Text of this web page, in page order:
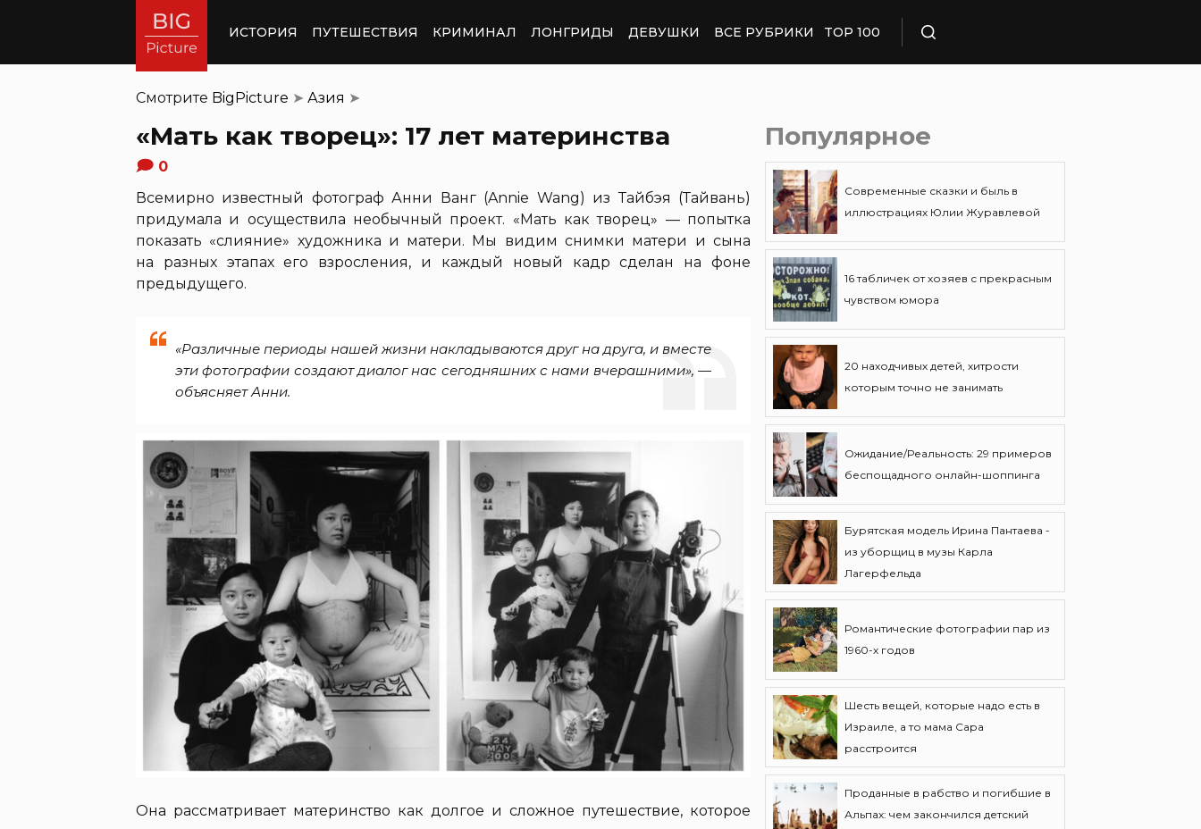
ИСТОРИЯ ПУТЕШЕСТВИЯ КРИМИНАЛ ЛОНГРИДЫ ДЕВУШКИ ВСЕ РУБРИКИ TOP 100
Смотрите BigPicture ➤ Азия ➤
«Мать как творец»: 17 лет материнства
0
Всемирно известный фотограф Анни Ванг (Annie Wang) из Тайбэя (Тайвань)
придумала и осуществила необычный проект. «Мать как творец» — попытка
показать «слияние» художника и матери. Мы видим снимки матери и сына
на разных этапах его взросления, и каждый новый кадр сделан на фоне
предыдущего.
«Различные периоды нашей жизни накладываются друг на друга, и вместе
эти фотографии создают диалог нас сегодняшних с нами вчерашними», —
объясняет Анни.
Она рассматривает материнство как долгое и сложное путешествие, которое
Популярное
Современные сказки и быль в
иллюстрациях Юлии Журавлевой
16 табличек от хозяев с прекрасным
чувством юмора
20 находчивых детей, хитрости
которым точно не занимать
Ожидание/Реальность: 29 примеров
беспощадного онлайн-шоппинга
Бурятская модель Ирина Пантаева -
из уборщиц в музы Карла
Лагерфельда
Романтические фотографии пар из
1960-х годов
Шесть вещей, которые надо есть в
Израиле, а то мама Сара
расстроится
Проданные в рабство и погибшие в
Альпах: чем закончился детский